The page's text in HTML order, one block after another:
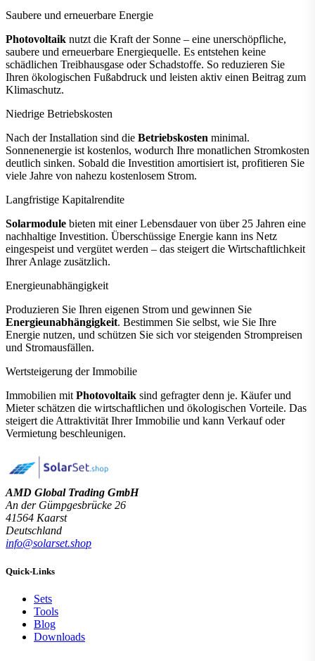
Saubere und erneuerbare Energie
Photovoltaik nutzt die Kraft der Sonne – eine unerschöpfliche,
saubere und erneuerbare Energiequelle. Es entstehen keine
schädlichen Treibhausgase oder Schadstoffe. So reduzieren Sie
Ihren ökologischen Fußabdruck und leisten aktiv einen Beitrag zum
Klimaschutz.
Niedrige Betriebskosten
Nach der Installation sind die Betriebskosten minimal.
Sonnenenergie ist kostenlos, wodurch Ihre monatlichen Stromkosten
deutlich sinken. Sobald die Investition amortisiert ist, profitieren Sie
viele Jahre von nahezu kostenlosem Strom.
Langfristige Kapitalrendite
Solarmodule bieten mit einer Lebensdauer von über 25 Jahren eine
nachhaltige Investition. Überschüssige Energie kann ins Netz
eingespeist und vergütet werden – das steigert die Wirtschaftlichkeit
Ihrer Anlage zusätzlich.
Energieunabhängigkeit
Produzieren Sie Ihren eigenen Strom und gewinnen Sie
Energieunabhängigkeit. Bestimmen Sie selbst, wie Sie Ihre
Energie nutzen, und schützen Sie sich vor steigenden Strompreisen
und Stromausfällen.
Wertsteigerung der Immobilie
Immobilien mit Photovoltaik sind gefragter denn je. Käufer und
Mieter schätzen die wirtschaftlichen und ökologischen Vorteile. Das
steigert die Attraktivität Ihrer Immobilie und kann Verkauf oder
Vermietung beschleunigen.
AMD Global Trading GmbH
An der Gümpgesbrücke 26
41564 Kaarst
Deutschland
info@solarset.shop
Quick-Links
Sets
Tools
Blog
Downloads